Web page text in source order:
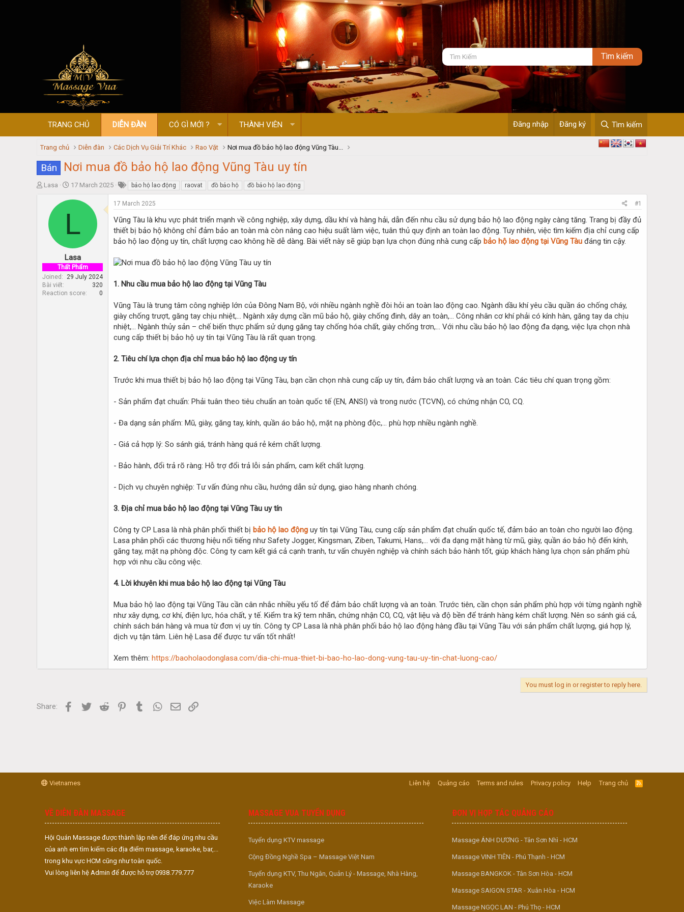
TRANG CHỦ DIỄN ĐÀN CÓ GÌ MỚI ? THÀNH VIÊN Đăng nhập Đăng ký Tìm kiếm
Trang chủ Diễn đàn Các Dịch Vụ Giải Trí Khác Rao Vặt Nơi mua đồ bảo hộ lao động Vũng Tàu...
Bán Nơi mua đồ bảo hộ lao động Vũng Tàu uy tín
T
t
e
r
Lasa
S
d
t
e
17 March 2025 bảo hộ lao động raovat đồ bảo hộ đồ bảo hộ lao động
L
Lasa
Thất Phẩm
Joined
29 July 2024
Bài viết
320
Reaction score
0
17 March 2025 #1
Vũng Tàu là khu vực phát triển mạnh về công nghiệp, xây dựng, dầu khí và hàng hải, dẫn đến nhu cầu sử dụng bảo hộ lao động ngày càng tăng. Trang bị đầy đủ
thiết bị bảo hộ không chỉ đảm bảo an toàn mà còn nâng cao hiệu suất làm việc, tuân thủ quy định an toàn lao động. Tuy nhiên, việc tìm kiếm địa chỉ cung cấp
bảo hộ lao động uy tín, chất lượng cao không hề dễ dàng. Bài viết này sẽ giúp bạn lựa chọn đúng nhà cung cấp bảo hộ lao động tại Vũng Tàu đáng tin cậy.
1. Nhu cầu mua bảo hộ lao động tại Vũng Tàu
Vũng Tàu là trung tâm công nghiệp lớn của Đông Nam Bộ, với nhiều ngành nghề đòi hỏi an toàn lao động cao. Ngành dầu khí yêu cầu quần áo chống cháy,
giày chống trượt, găng tay chịu nhiệt,… Ngành xây dựng cần mũ bảo hộ, giày chống đinh, dây an toàn,… Công nhân cơ khí phải có kính hàn, găng tay da chịu
nhiệt,… Ngành thủy sản – chế biến thực phẩm sử dụng găng tay chống hóa chất, giày chống trơn,… Với nhu cầu bảo hộ lao động đa dạng, việc lựa chọn nhà
cung cấp thiết bị bảo hộ uy tín tại Vũng Tàu là rất quan trọng.
2. Tiêu chí lựa chọn địa chỉ mua bảo hộ lao động uy tín
Trước khi mua thiết bị bảo hộ lao động tại Vũng Tàu, bạn cần chọn nhà cung cấp uy tín, đảm bảo chất lượng và an toàn. Các tiêu chí quan trọng gồm:
- Sản phẩm đạt chuẩn: Phải tuân theo tiêu chuẩn an toàn quốc tế (EN, ANSI) và trong nước (TCVN), có chứng nhận CO, CQ.
- Đa dạng sản phẩm: Mũ, giày, găng tay, kính, quần áo bảo hộ, mặt nạ phòng độc,… phù hợp nhiều ngành nghề.
- Giá cả hợp lý: So sánh giá, tránh hàng quá rẻ kém chất lượng.
- Bảo hành, đổi trả rõ ràng: Hỗ trợ đổi trả lỗi sản phẩm, cam kết chất lượng.
- Dịch vụ chuyên nghiệp: Tư vấn đúng nhu cầu, hướng dẫn sử dụng, giao hàng nhanh chóng.
3. Địa chỉ mua bảo hộ lao động tại Vũng Tàu uy tín
Công ty CP Lasa là nhà phân phối thiết bị bảo hộ lao động uy tín tại Vũng Tàu, cung cấp sản phẩm đạt chuẩn quốc tế, đảm bảo an toàn cho người lao động.
Lasa phân phối các thương hiệu nổi tiếng như Safety Jogger, Kingsman, Ziben, Takumi, Hans,... với đa dạng mặt hàng từ mũ, giày, quần áo bảo hộ đến kính,
găng tay, mặt nạ phòng độc. Công ty cam kết giá cả cạnh tranh, tư vấn chuyên nghiệp và chính sách bảo hành tốt, giúp khách hàng lựa chọn sản phẩm phù
hợp với nhu cầu công việc.
4. Lời khuyên khi mua bảo hộ lao động tại Vũng Tàu
Mua bảo hộ lao động tại Vũng Tàu cần cân nhắc nhiều yếu tố để đảm bảo chất lượng và an toàn. Trước tiên, cần chọn sản phẩm phù hợp với từng ngành nghề
như xây dựng, cơ khí, điện lực, hóa chất, y tế. Kiểm tra kỹ tem nhãn, chứng nhận CO, CQ, vật liệu và độ bền để tránh hàng kém chất lượng. Nên so sánh giá cả,
chính sách bán hàng và mua từ đơn vị uy tín. Công ty CP Lasa là nhà phân phối bảo hộ lao động hàng đầu tại Vũng Tàu với sản phẩm chất lượng, giá hợp lý,
dịch vụ tận tâm. Liên hệ Lasa để được tư vấn tốt nhất!
Xem thêm: https://baoholaodonglasa.com/dia-chi-mua-thiet-bi-bao-ho-lao-dong-vung-tau-uy-tin-chat-luong-cao/
You must log in or register to reply here.
Share: Facebook
Twitter Reddit PinterestTumblr WhatsApp
Email
Vietnames Liên hệ Quảng cáo Terms and rules Privacy policy Help Trang chủ
R
S
VỀ DIỄN ĐÀN MASSAGE
Hội Quán Massage được thành lập nên để đáp ứng nhu cầu
của anh em tìm kiếm các địa điểm massage, karaoke, bar,...
trong khu vực HCM cũng như toàn quốc.
Vui lòng liên hệ Admin để được hỗ trợ 0938.779.777
MASSAGE VUA TUYỂN DỤNG
Tuyển dụng KTV massage
Cộng Đồng Nghề Spa – Massage Việt Nam
Tuyển dụng KTV, Thu Ngân, Quản Lý - Massage, Nhà Hàng,
Karaoke
Việc Làm Massage
ĐƠN VỊ HỢP TÁC QUẢNG CÁO
Massage ÁNH DƯƠNG - Tân Sơn Nhì - HCM
Massage VINH TIÊN - Phú Thạnh - HCM
Massage BANGKOK - Tân Sơn Hòa - HCM
Massage SAIGON STAR - Xuân Hòa - HCM
Massage NGỌC LAN - Phú Thọ - HCM